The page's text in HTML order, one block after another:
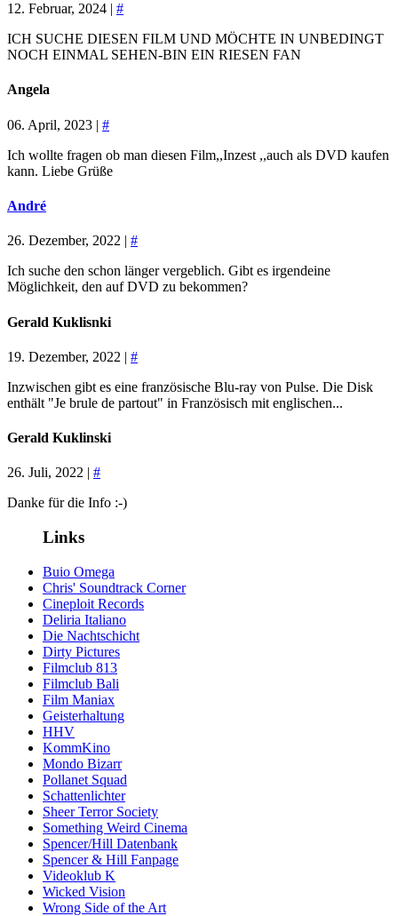
12. Februar, 2024 | #
ICH SUCHE DIESEN FILM UND MÖCHTE IN UNBEDINGT
NOCH EINMAL SEHEN-BIN EIN RIESEN FAN
Angela
06. April, 2023 | #
Ich wollte fragen ob man diesen Film,,Inzest ,,auch als DVD kaufen
kann. Liebe Grüße
André
26. Dezember, 2022 | #
Ich suche den schon länger vergeblich. Gibt es irgendeine
Möglichkeit, den auf DVD zu bekommen?
Gerald Kuklisnki
19. Dezember, 2022 | #
Inzwischen gibt es eine französische Blu-ray von Pulse. Die Disk
enthält "Je brule de partout" in Französisch mit englischen...
Gerald Kuklinski
26. Juli, 2022 | #
Danke für die Info :-)
Links
Buio Omega
Chris' Soundtrack Corner
Cineploit Records
Deliria Italiano
Die Nachtschicht
Dirty Pictures
Filmclub 813
Filmclub Bali
Film Maniax
Geisterhaltung
HHV
KommKino
Mondo Bizarr
Pollanet Squad
Schattenlichter
Sheer Terror Society
Something Weird Cinema
Spencer/Hill Datenbank
Spencer & Hill Fanpage
Videoklub K
Wicked Vision
Wrong Side of the Art